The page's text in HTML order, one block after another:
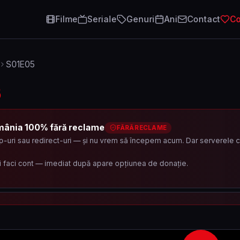
Filme Seriale Genuri Ani Contact
S01E05
100% fără reclame FĂRĂ RECLAME
uri sau redirect-uri — și nu vrem să începem acum. Dar serverele
faci cont — imediat după apare opțiunea de donație.